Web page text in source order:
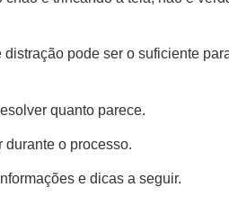
pode ser o suficiente
quanto parece.
durante o processo.
e dicas a seguir.